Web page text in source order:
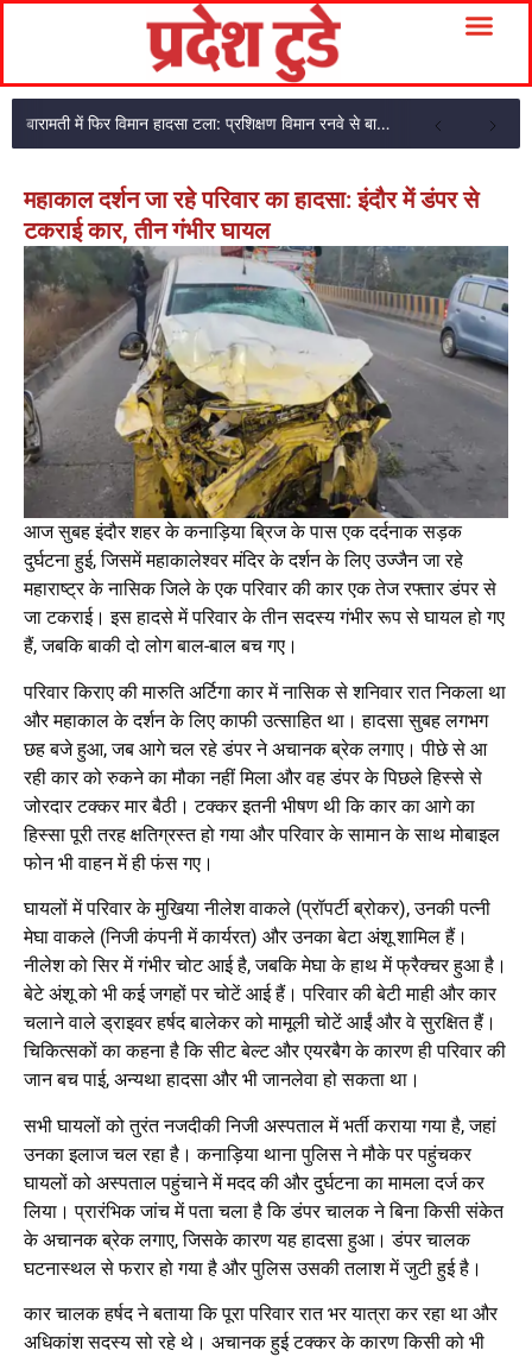
बारामती में फिर विमान हादसा टला: प्रशिक्षण विमान रनवे से बाहर निकला, दोनों सवार सुरक्षित
महाकाल दर्शन जा रहे परिवार का हादसा: इंदौर में डंपर से
टकराई कार, तीन गंभीर घायल
आज सुबह इंदौर शहर के कनाड़िया ब्रिज के पास एक दर्दनाक सड़क
दुर्घटना हुई, जिसमें महाकालेश्वर मंदिर के दर्शन के लिए उज्जैन जा रहे
महाराष्ट्र के नासिक जिले के एक परिवार की कार एक तेज रफ्तार डंपर से
जा टकराई। इस हादसे में परिवार के तीन सदस्य गंभीर रूप से घायल हो गए
हैं, जबकि बाकी दो लोग बाल-बाल बच गए।
परिवार किराए की मारुति अर्टिगा कार में नासिक से शनिवार रात निकला था
और महाकाल के दर्शन के लिए काफी उत्साहित था। हादसा सुबह लगभग
छह बजे हुआ, जब आगे चल रहे डंपर ने अचानक ब्रेक लगाए। पीछे से आ
रही कार को रुकने का मौका नहीं मिला और वह डंपर के पिछले हिस्से से
जोरदार टक्कर मार बैठी। टक्कर इतनी भीषण थी कि कार का आगे का
हिस्सा पूरी तरह क्षतिग्रस्त हो गया और परिवार के सामान के साथ मोबाइल
फोन भी वाहन में ही फंस गए।
घायलों में परिवार के मुखिया नीलेश वाकले (प्रॉपर्टी ब्रोकर), उनकी पत्नी
मेघा वाकले (निजी कंपनी में कार्यरत) और उनका बेटा अंशू शामिल हैं।
नीलेश को सिर में गंभीर चोट आई है, जबकि मेघा के हाथ में फ्रैक्चर हुआ है।
बेटे अंशू को भी कई जगहों पर चोटें आई हैं। परिवार की बेटी माही और कार
चलाने वाले ड्राइवर हर्षद बालेकर को मामूली चोटें आईं और वे सुरक्षित हैं।
चिकित्सकों का कहना है कि सीट बेल्ट और एयरबैग के कारण ही परिवार की
जान बच पाई, अन्यथा हादसा और भी जानलेवा हो सकता था।
सभी घायलों को तुरंत नजदीकी निजी अस्पताल में भर्ती कराया गया है, जहां
उनका इलाज चल रहा है। कनाड़िया थाना पुलिस ने मौके पर पहुंचकर
घायलों को अस्पताल पहुंचाने में मदद की और दुर्घटना का मामला दर्ज कर
लिया। प्रारंभिक जांच में पता चला है कि डंपर चालक ने बिना किसी संकेत
के अचानक ब्रेक लगाए, जिसके कारण यह हादसा हुआ। डंपर चालक
घटनास्थल से फरार हो गया है और पुलिस उसकी तलाश में जुटी हुई है।
कार चालक हर्षद ने बताया कि पूरा परिवार रात भर यात्रा कर रहा था और
अधिकांश सदस्य सो रहे थे। अचानक हुई टक्कर के कारण किसी को भी